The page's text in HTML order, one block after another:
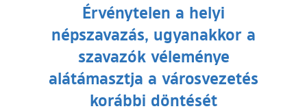
Érvénytelen a helyi
népszavazás, ugyanakkor a
szavazók véleménye
alátámasztja a városvezetés
korábbi döntését